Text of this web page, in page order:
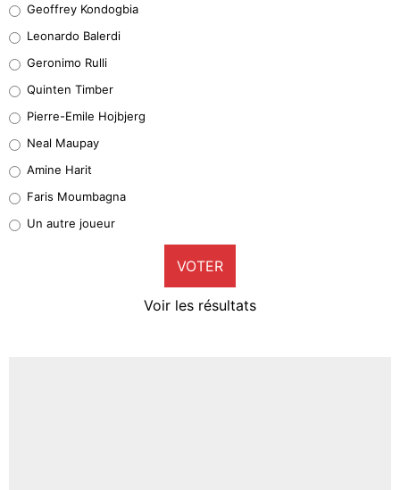
38%
32%
5%
1%
9%
Geoffrey Kondogbia
Leonardo Balerdi
Geronimo Rulli
Quinten Timber
Pierre-Emile Hojbjerg
Neal Maupay
Amine Harit
Faris Moumbagna
Un autre joueur
VOTER
Voir les résultats